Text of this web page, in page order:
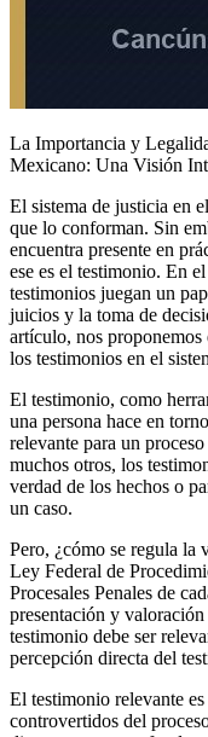
La Importancia y
Mexicano: Una Visión
El sistema de justicia en
que lo conforman. Sin
encuentra presente en
ese es el testimonio. En
testimonios juegan un
juicios y la toma de
artículo, nos
los testimonios en el
El testimonio, como
una persona hace en
relevante para un
muchos otros, los
verdad de los hechos o
un caso.
Pero, ¿cómo se regula la
Ley Federal de
Procesales Penales de
presentación y
testimonio debe ser
percepción directa del
El testimonio relevante
controvertidos del